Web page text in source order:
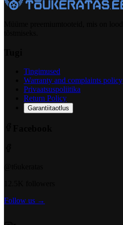
Tingimused
Warranty and complaints policy
Privaatsuspoliitika
Return Policy
Garantiitaotlus
Follow us →